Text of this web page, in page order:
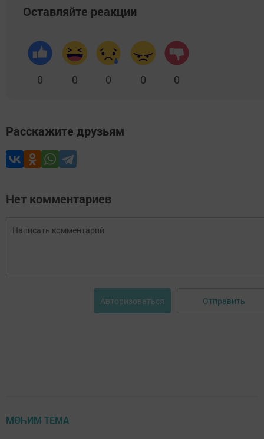
Оставляйте реакции
0 0 0 0 0
Расскажите друзьям
Нет комментариев
Авторизоваться Отправить
МӨҺИМ ТЕМА